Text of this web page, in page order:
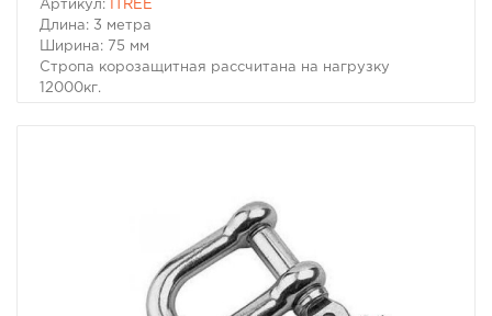
Артикул:
ITREE
Длина: 3 метра
Ширина: 75 мм
Стропа корозащитная рассчитана на нагрузку
12000кг.